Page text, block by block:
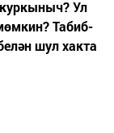
куркыныч? Ул
Табиб-
шул хакта